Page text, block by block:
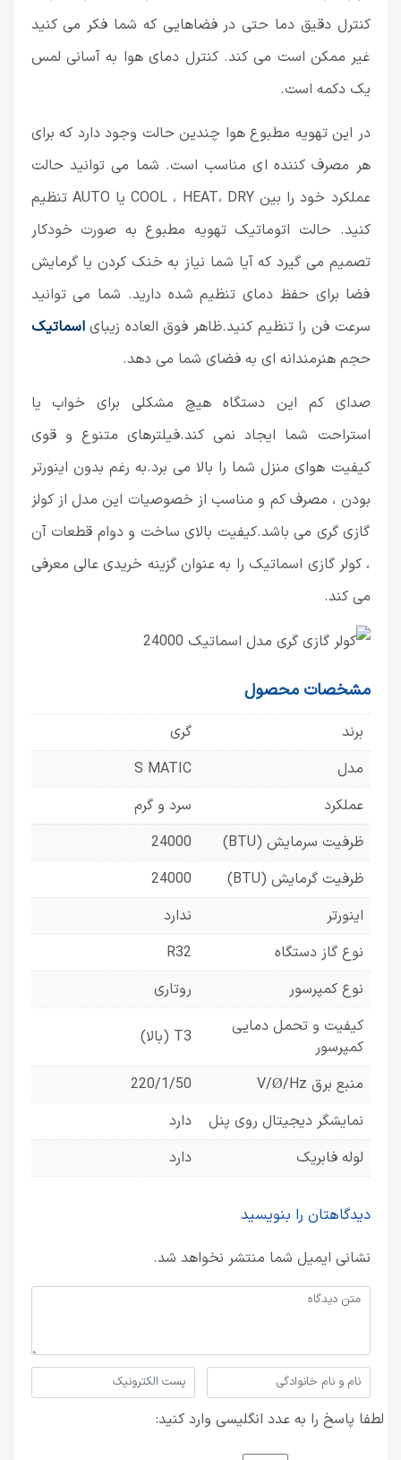
کنترل دقیق دما حتی در فضاهایی که شما فکر می کنید
غیر ممکن است می کند. کنترل دمای هوا به آسانی لمس
یک دکمه است.
در این تهویه مطبوع هوا چندین حالت وجود دارد که برای
هر مصرف کننده ای مناسب است. شما می توانید حالت
عملکرد خود را بین COOL ، HEAT، DRY یا AUTO تنظیم
کنید. حالت اتوماتیک تهویه مطبوع به صورت خودکار
تصمیم می گیرد که آیا شما نیاز به خنک کردن یا گرمایش
فضا برای حفظ دمای تنظیم شده دارید. شما می توانید
سرعت فن را تنظیم کنید.ظاهر فوق العاده زیبای اسماتیک
حجم هنرمندانه ای به فضای شما می دهد.
صدای کم این دستگاه هیچ مشکلی برای خواب یا
استراحت شما ایجاد نمی کند.فیلترهای متنوع و قوی
کیفیت هوای منزل شما را بالا می برد.به رغم بدون اینورتر
بودن ، مصرف کم و مناسب از خصوصیات این مدل از کولز
گازی گری می باشد.کیفیت بالای ساخت و دوام قطعات آن
، کولر گازی اسماتیک را به عنوان گزینه خریدی عالی معرفی
می کند.
مشخصات محصول
برند
گری
مدل
S MATIC
عملکرد
سرد و گرم
ظرفیت سرمایش (BTU)
24000
ظرفیت گرمایش (BTU)
24000
اینورتر
ندارد
نوع گاز دستگاه
R32
نوع کمپرسور
روتاری
کیفیت و تحمل دمایی
کمپرسور
T3 (بالا)
منبع برق V/Ø/Hz
220/1/50
نمایشگر دیجیتال روی پنل
دارد
لوله فابریک
دارد
دیدگاهتان را بنویسید
نشانی ایمیل شما منتشر نخواهد شد.
لطفا پاسخ را به عدد انگلیسی وارد کنید: